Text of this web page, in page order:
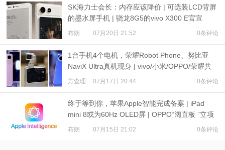
SK海力士会长：内存应该降价 | 可选装LCD背屏
的墨水屏手机 | 骁龙8G5的vivo X300 E官宣
布朗 07月20日 21:52 0条评论
1台手机4个电机，荣耀Robot Phone、努比亚
NaviX Ultra真机现身 | vivo/小米/OPPO/荣耀共
推公平内存机制
方查理 07月17日 20:44 0条评论
终于等到你，苹果Apple智能完成备案 | iPad
mini 8或为60Hz OLED屏 | OPPO“阔直板 ”立项
布朗 07月15日 21:02 0条评论